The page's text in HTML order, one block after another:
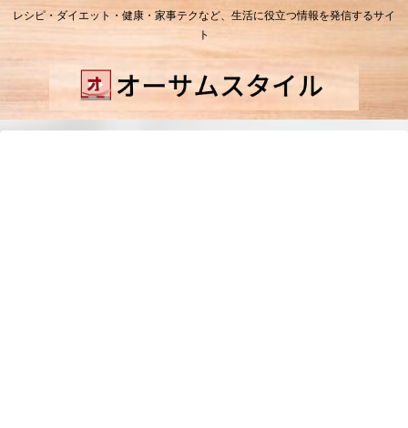
レシピ・ダイエット・健康・家事テクなど、生活に役立つ情報を発信するサイ
ト